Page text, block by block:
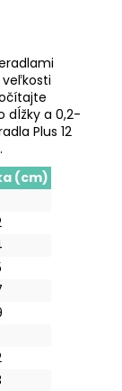
veľkosti
dĺžky a 0,2-
Plus 12
(cm)